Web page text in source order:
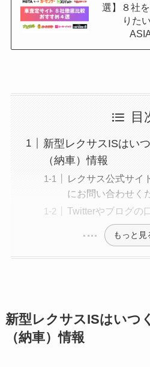
選】８社
りた
目
新型レクサスISはい
（納車）情報
レクサス公式サイ
にお問い合わせく
Twitterやブログの
もっと見
新型レクサスISはいつ
（納車）情報